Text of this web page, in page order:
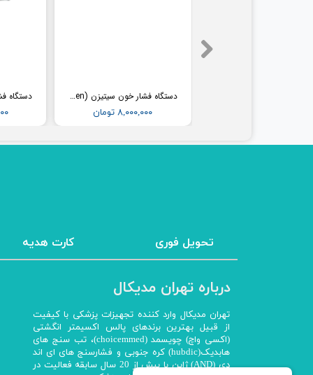
دستگاه فشار خون سیتیزن (Citizen) مدل CH304
۸,۰۰۰,۰۰۰ تومان
تحویل فوری کارت هدیه
درباره تهران مدیکال
تهران مدیکال وارد کننده تجهیزات پزشکی با کیفیت
از قبیل بهترین برندهای پالس اکسیمتر انگشتی
(اکسی واچ) چویسمد (choicemmed)، تب سنج های
هابدیک(hubdic) کره جنوبی و فشارسنج های ای اند
دی (AND) ژاپن با بیش از 20 سال سابقه فعالیت در